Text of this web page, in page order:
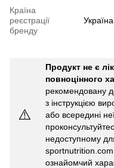
Країна
реєстрації
бренду
Україна
⚠️
Продукт не є
повноцінного
рекомендовану
з інструкцією
або всередині
недоступному
ознайомчий